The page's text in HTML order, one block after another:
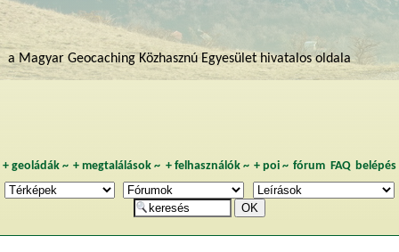
a Magyar Geocaching Közhasznú Egyesület hivatalos oldala
+ geoládák~ +megtalálások ~ + felhasználók~ + poi~ fórum FAQ belépés